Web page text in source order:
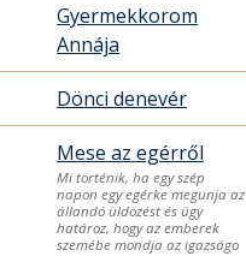
Gyermekkorom
Annája
Dönci denevér
Mese az egérről
Mi történik, ha egy szép
napon egy egérke megunja az
állandó üldözést és úgy
határoz, hogy az emberek
szemébe mondja az igazságo